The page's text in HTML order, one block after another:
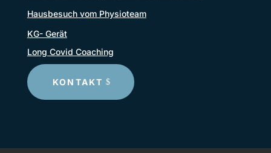
Hausbesuch vom Physioteam
KG- Gerät
Long Covid Coaching
KONTAKT